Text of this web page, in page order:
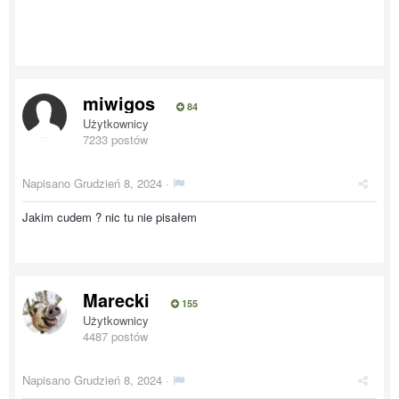
miwigos 84
Użytkownicy
7233 postów
Napisano Grudzień 8, 2024 ·
Jakim cudem ? nic tu nie pisałem
Marecki 155
Użytkownicy
4487 postów
Napisano Grudzień 8, 2024 ·